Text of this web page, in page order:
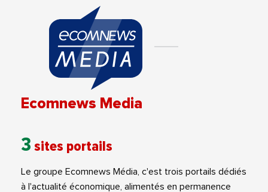
Ecomnews Media
3 sites portails
Le groupe Ecomnews Média, c'est trois portails dédiés
à l'actualité économique, alimentés en permanence